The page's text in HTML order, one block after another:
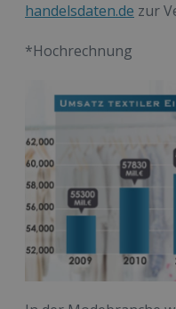
handelsdaten.de zur
*Hochrechnung